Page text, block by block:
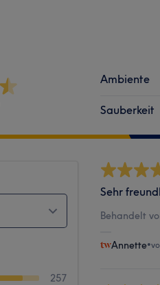
Ambiente
Sauberkeit
257
Sehr
Behandelt
Annette•